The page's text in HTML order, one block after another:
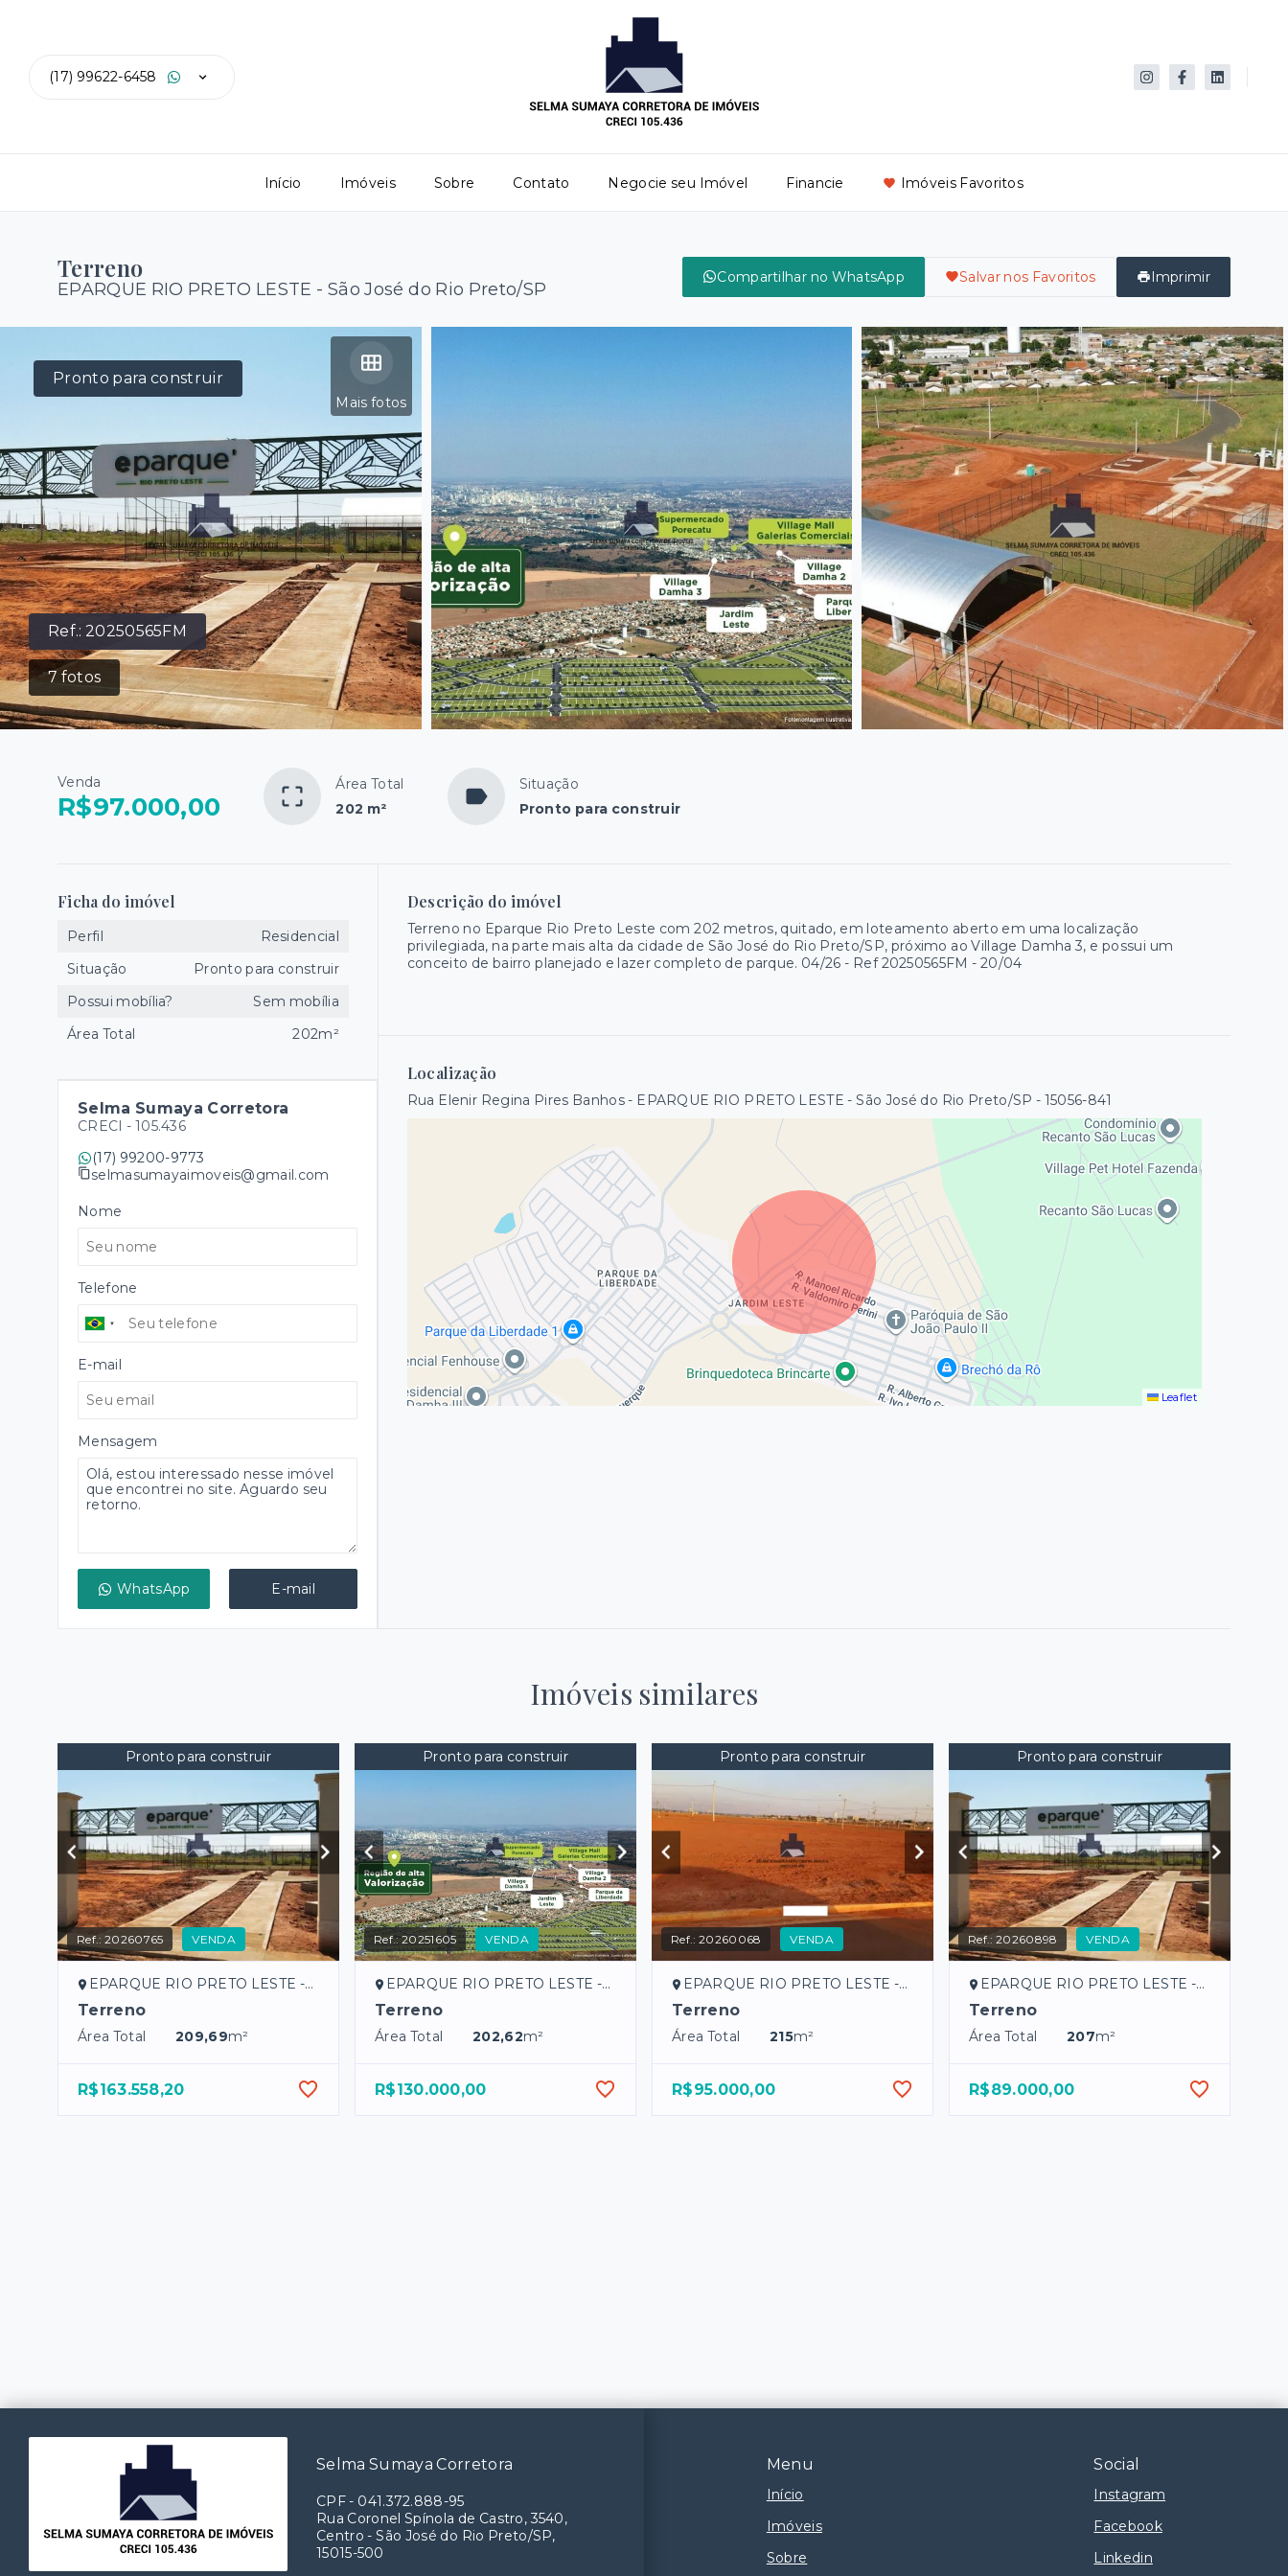
(17) 99622-6458
Início Imóveis Sobre Contato Negocie seu Imóvel Financie Imóveis Favoritos
Terreno
EPARQUE RIO PRETO LESTE - São José do Rio Preto/SP
Compartilhar no WhatsApp Salvar nos Favoritos Imprimir
Ref.:20250565FM
7 fotos
Mais fotos
Pronto para construir
Venda
R$97.000,00
Área Total
202 m²
Situação
Pronto para construir
Descrição do imóvel
Terreno no Eparque Rio Preto Leste com 202 metros, quitado, em loteamento aberto em uma localização
privilegiada, na parte mais alta da cidade de São José do Rio Preto/SP, próximo ao Village Damha 3, e possui um
conceito de bairro planejado e lazer completo de parque. 04/26 - Ref 20250565FM - 20/04
Localização
Rua Elenir Regina Pires Banhos - EPARQUE RIO PRETO LESTE - São José do Rio Preto/SP - 15056-841
Leaflet
Ficha do imóvel
Perfil
Residencial
Situação
Pronto para construir
Possui mobília?
Sem mobília
Área Total
202m²
Selma Sumaya Corretora
CRECI - 105.436
(17) 99200-9773
selmasumayaimoveis@gmail.com
Nome
Telefone
E-mail
Mensagem
WhatsApp E-mail
Imóveis similares
Pronto para construir
Ref.:20260765 VENDA
EPARQUE RIO PRETO LESTE - São José do Rio Preto/SP
Terreno
Área Total 209,69m²
R$163.558,20
Pronto para construir
Ref.:20251605 VENDA
EPARQUE RIO PRETO LESTE - São José do Rio Preto/SP
Terreno
Área Total 202,62m²
R$130.000,00
Pronto para construir
Ref.:20260068 VENDA
EPARQUE RIO PRETO LESTE - São José do Rio Preto/SP
Terreno
Área Total 215m²
R$95.000,00
Pronto para construir
Ref.:20260898 VENDA
EPARQUE RIO PRETO LESTE - São José do Rio Preto/SP
Terreno
Área Total 207m²
R$89.000,00
Menu
Início
Imóveis
Sobre
Social
Instagram
Facebook
Linkedin
Selma Sumaya Corretora
CPF- 041.372.888-95
Rua Coronel Spínola de Castro, 3540,
Centro - São José do Rio Preto/SP,
15015-500